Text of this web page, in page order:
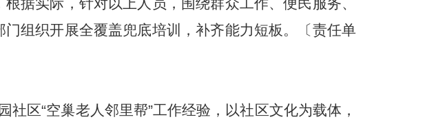
组织开展全覆盖兜底培训，补齐能力短板。〔责任单
社区“空巢老人邻里帮”工作经验，以社区文化为载体，